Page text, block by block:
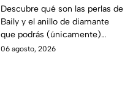
podrán ver
ÚNICAMENTE durante
el eclipse solar 2026 del
12 de agosto?
Descubre qué son las perlas de
Baily y el anillo de diamante
que podrás (únicamente)
observar durante el eclipse
06 agosto, 2026